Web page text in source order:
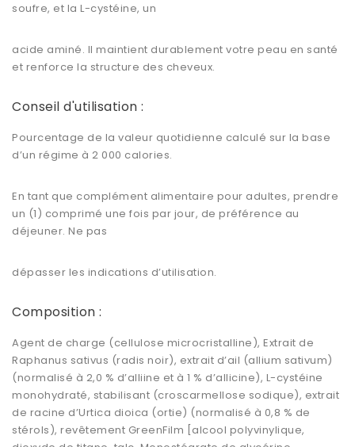
soufre, et la L-cystéine, un
acide aminé. Il maintient durablement votre peau en santé
et renforce la structure des cheveux.
Conseil d'utilisation :
Pourcentage de la valeur quotidienne calculé sur la base
d’un régime à 2 000 calories.
En tant que complément alimentaire pour adultes, prendre
un (1) comprimé une fois par jour, de préférence au
déjeuner. Ne pas
dépasser les indications d’utilisation.
Composition :
Agent de charge (cellulose microcristalline), Extrait de
Raphanus sativus (radis noir), extrait d’ail (allium sativum)
(normalisé à 2,0 % d’alliine et à 1 % d’allicine), L-cystéine
monohydraté, stabilisant (croscarmellose sodique), extrait
de racine d’Urtica dioica (ortie) (normalisé à 0,8 % de
stérols), revêtement GreenFilm [alcool polyvinylique,